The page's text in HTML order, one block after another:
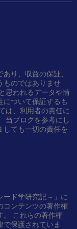
り、収益の保証、
ものではありませ
思われるデータや情
について保証するも
は、利用者の責任に
当ブログを参考にし
しても一切の責任を
ド学研究記～」に
コンテンツの著作権
。 これらの著作権
で保護されていま